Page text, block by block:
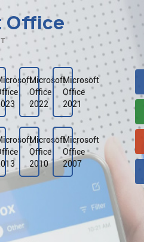
Office
Microsoft
Office
2022
Microsoft
Office
2021
Microsoft
Office
2010
Microsoft
Office
2007